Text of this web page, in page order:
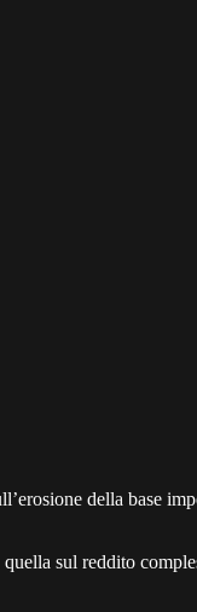
della base
sul reddito